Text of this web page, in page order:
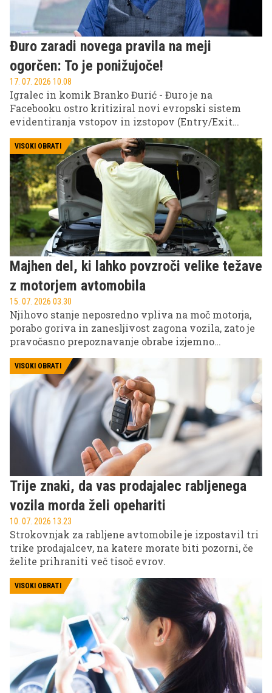
Đuro zaradi novega pravila na meji
ogorčen: To je ponižujoče!
17. 07. 2026 10.08
Igralec in komik Branko Đurić - Đuro je na
Facebooku ostro kritiziral novi evropski sistem
evidentiranja vstopov in izstopov (Entry/Exit
kontrol na zunanjih schengenskih mejah.
VISOKI OBRATI
Majhen del, ki lahko povzroči velike težave
z motorjem avtomobila
15. 07. 2026 03.30
Njihovo stanje neposredno vpliva na moč motorja,
porabo goriva in zanesljivost zagona vozila, zato je
pravočasno prepoznavanje obrabe izjemno
VISOKI OBRATI
Trije znaki, da vas prodajalec rabljenega
vozila morda želi opehariti
10. 07. 2026 13.23
Strokovnjak za rabljene avtomobile je izpostavil tri
trike prodajalcev, na katere morate biti pozorni, če
želite prihraniti več tisoč evrov.
VISOKI OBRATI